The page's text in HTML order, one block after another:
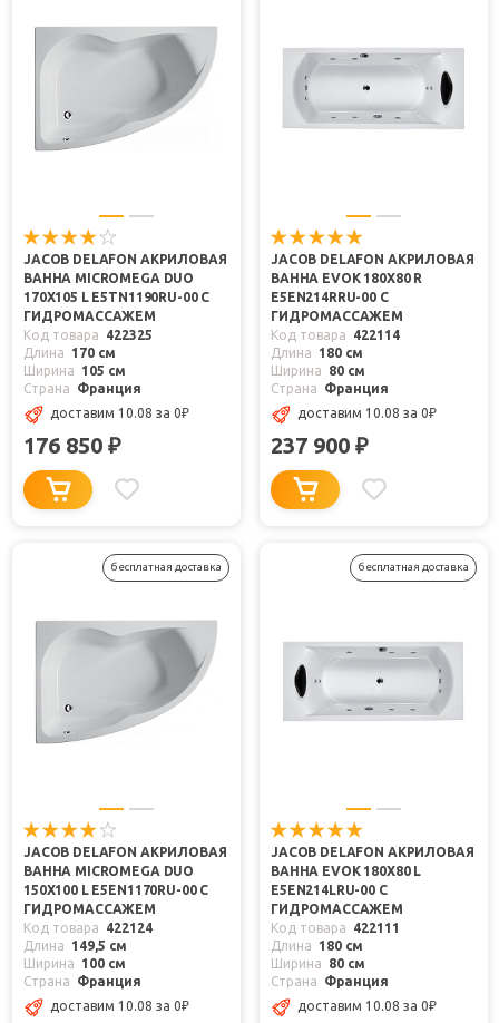
JACOB DELAFON АКРИЛОВАЯ
ВАННА MICROMEGA DUO
170X105 L E5TN1190RU-00 С
ГИДРОМАССАЖЕМ
Код товара
422325
Длина
170 см
Ширина
105 см
Страна
Франция
доставим 10.08 за 0₽
176 850 ₽
JACOB DELAFON АКРИЛОВАЯ
ВАННА EVOK 180X80 R
E5EN214RRU-00 С
ГИДРОМАССАЖЕМ
Код товара
422114
Длина
180 см
Ширина
80 см
Страна
Франция
доставим 10.08 за 0₽
237 900 ₽
бесплатная доставка
JACOB DELAFON АКРИЛОВАЯ
ВАННА MICROMEGA DUO
150X100 L E5EN1170RU-00 С
ГИДРОМАССАЖЕМ
Код товара
422124
Длина
149,5 см
Ширина
100 см
Страна
Франция
доставим 10.08 за 0₽
бесплатная доставка
JACOB DELAFON АКРИЛОВАЯ
ВАННА EVOK 180X80 L
E5EN214LRU-00 С
ГИДРОМАССАЖЕМ
Код товара
422111
Длина
180 см
Ширина
80 см
Страна
Франция
доставим 10.08 за 0₽